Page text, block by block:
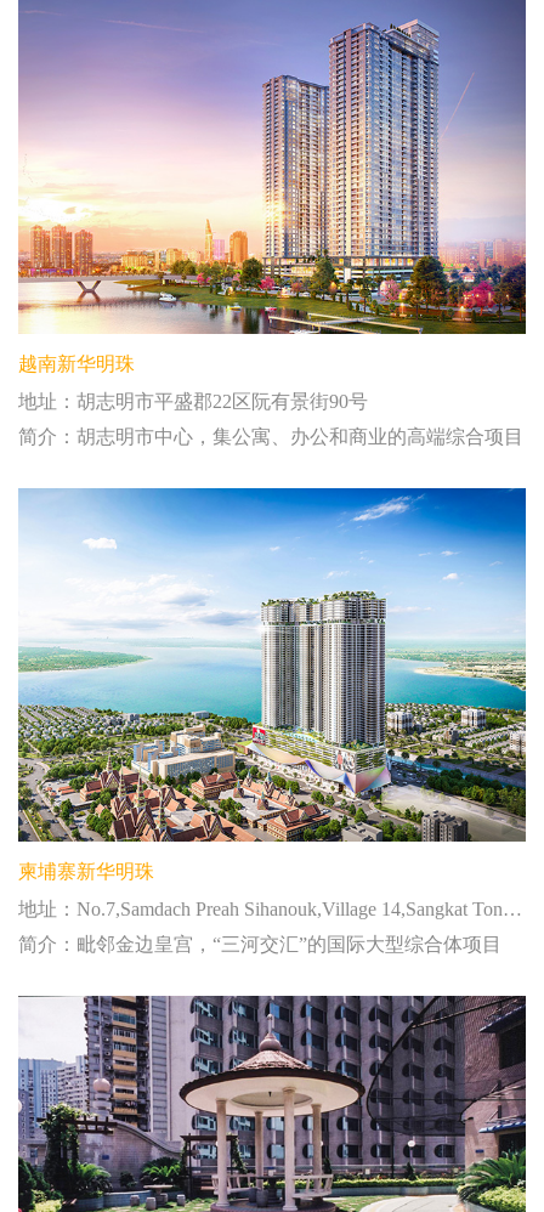
越南新华明珠
地址：胡志明市平盛郡22区阮有景街90号
简介：胡志明市中心，集公寓、办公和商业的高端综合项目
柬埔寨新华明珠
地址：No.7,Samdach Preah Sihanouk,Village 14,Sangkat Tonle Bassac,Khan Chamkar Mon,Phnom Penh
简介：毗邻金边皇宫，“三河交汇”的国际大型综合体项目